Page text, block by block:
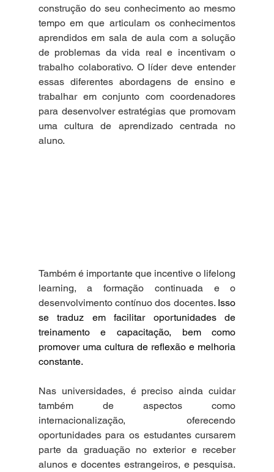
construção do seu conhecimento ao mesmo
tempo em que articulam os conhecimentos
aprendidos em sala de aula com a solução
de problemas da vida real e incentivam o
trabalho colaborativo. O líder deve entender
essas diferentes abordagens de ensino e
trabalhar em conjunto com coordenadores
para desenvolver estratégias que promovam
uma cultura de aprendizado centrada no
aluno.
Também é importante que incentive o lifelong
learning, a formação continuada e o
desenvolvimento contínuo dos docentes. Isso
se traduz em facilitar oportunidades de
treinamento e capacitação, bem como
promover uma cultura de reflexão e melhoria
constante.
Nas universidades, é preciso ainda cuidar
também de aspectos como
internacionalização, oferecendo
oportunidades para os estudantes cursarem
parte da graduação no exterior e receber
alunos e docentes estrangeiros, e pesquisa.